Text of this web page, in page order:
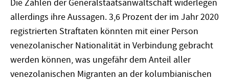
Die Zahlen der Generalstaatsanwaltschaft widerlegen
allerdings ihre Aussagen. 3,6 Prozent der im Jahr 2020
registrierten Straftaten könnten mit einer Person
venezolanischer Nationalität in Verbindung gebracht
werden können, was ungefähr dem Anteil aller
venezolanischen Migranten an der kolumbianischen